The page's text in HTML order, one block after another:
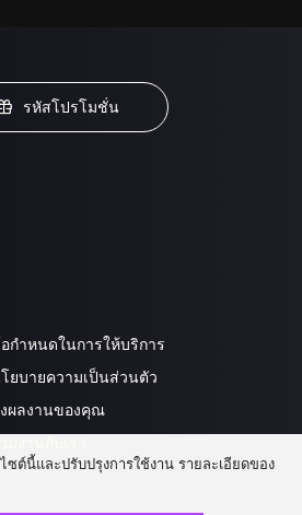
รหัสโปรโมชั่น
กำหนดในการให้บริการ
ยบายความเป็นส่วนตัว
ผลงานของคุณ
ซต์นี้และปรับปรุงการใช้งาน รายละเอียดของ